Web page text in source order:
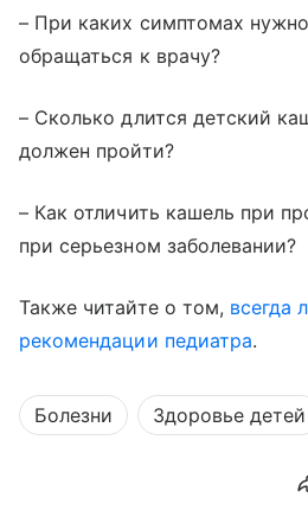
– При каких симптомах
обращаться к врачу?
– Сколько длится детский
должен пройти?
– Как отличить кашель при
при серьезном заболевании?
Также читайте о том, всегда
рекомендации педиатра.
Болезни Здоровье детей